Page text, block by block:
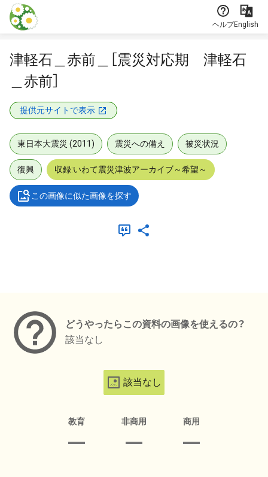
本文に飛ぶ
ヘルプEnglish
津軽石＿赤前＿［震災対応期 津軽石
＿赤前］
提供元サイトで表示
東日本大震災 (2011) 震災への備え 被災状況
復興 収録:いわて震災津波アーカイブ～希望～
この画像に似た画像を探す
どうやったらこの資料の画像を使えるの？
該当なし
該当なし
教育 非商用 商用